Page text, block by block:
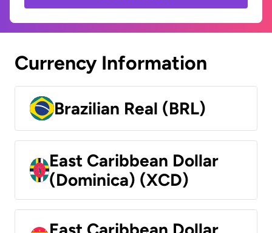
Currency Information
Brazilian Real (BRL)
East Caribbean Dollar
(Dominica) (XCD)